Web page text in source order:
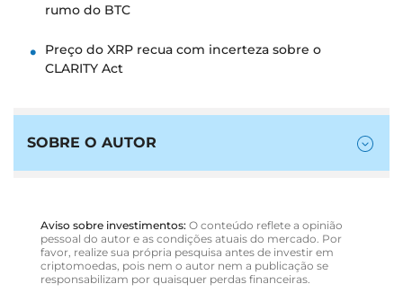
rumo do BTC
Preço do XRP recua com incerteza sobre o
CLARITY Act
SOBRE O AUTOR
Aviso sobre investimentos: O conteúdo reflete a opinião
pessoal do autor e as condições atuais do mercado. Por
favor, realize sua própria pesquisa antes de investir em
criptomoedas, pois nem o autor nem a publicação se
responsabilizam por quaisquer perdas financeiras.